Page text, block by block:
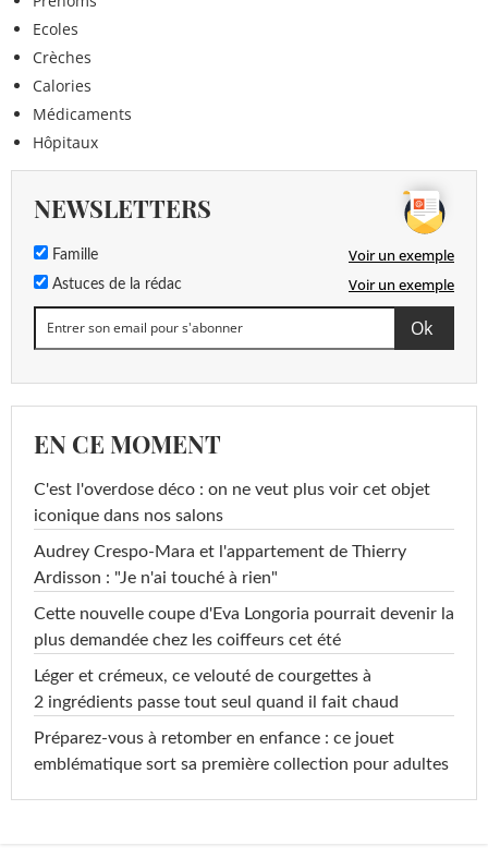
Ecoles
Crèches
Calories
Médicaments
Hôpitaux
NEWSLETTERS
Famille Voir un exemple
Astuces de la rédac Voir un exemple
EN CE MOMENT
C'est l'overdose déco : on ne veut plus voir cet objet
iconique dans nos salons
Audrey Crespo-Mara et l'appartement de Thierry
Ardisson : "Je n'ai touché à rien"
Cette nouvelle coupe d'Eva Longoria pourrait devenir la
plus demandée chez les coiffeurs cet été
Léger et crémeux, ce velouté de courgettes à
2 ingrédients passe tout seul quand il fait chaud
Préparez-vous à retomber en enfance : ce jouet
emblématique sort sa première collection pour adultes